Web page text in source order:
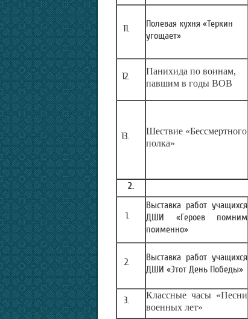
Полевая кухня «Теркин
угощает»
Панихида по воинам,
павшим в годы ВОВ
Шествие «Бессмертного
полка»
2.
Выставка работ учащихся
ДШИ «Героев помним
поименно»
Выставка работ учащихся
ДШИ «Этот День Победы»
Классные часы «Песни
военных лет»